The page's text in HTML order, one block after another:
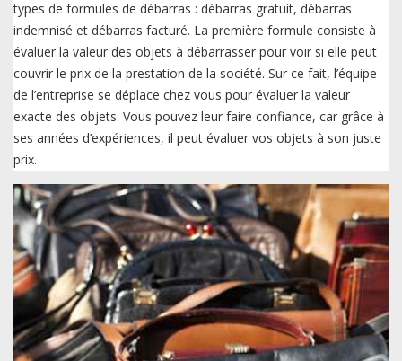
types de formules de débarras : débarras gratuit, débarras
indemnisé et débarras facturé. La première formule consiste à
évaluer la valeur des objets à débarrasser pour voir si elle peut
couvrir le prix de la prestation de la société. Sur ce fait, l’équipe
de l’entreprise se déplace chez vous pour évaluer la valeur
exacte des objets. Vous pouvez leur faire confiance, car grâce à
ses années d’expériences, il peut évaluer vos objets à son juste
prix.